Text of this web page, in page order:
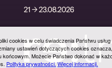
cookies w celu świadczenia Państwu
ustawień dotyczących cookies
Możecie Państwo dokonać w
Polityka prywatności.Więcej informacji.